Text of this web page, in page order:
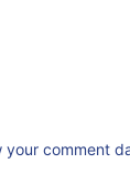
your comment